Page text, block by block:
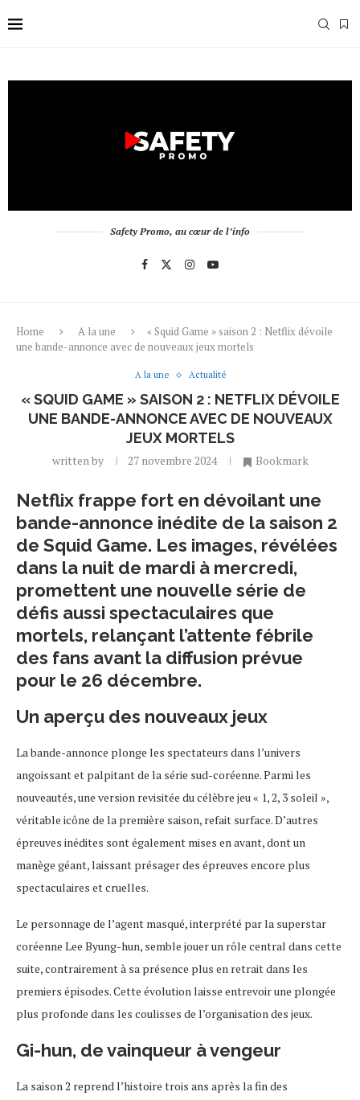
Safety Promo, au cœur de l’info
Home A la une
« Squid Game » saison 2 : Netflix dévoile
une bande-annonce avec de nouveaux jeux mortels
A la une Actualité
« SQUID GAME » SAISON 2 : NETFLIX DÉVOILE
UNE BANDE-ANNONCE AVEC DE NOUVEAUX
JEUX MORTELS
written by 27 novembre 2024 Bookmark
Netflix frappe fort en dévoilant une
bande-annonce inédite de la saison 2
de Squid Game. Les images, révélées
dans la nuit de mardi à mercredi,
promettent une nouvelle série de
défis aussi spectaculaires que
mortels, relançant l’attente fébrile
des fans avant la diffusion prévue
pour le 26 décembre.
Un aperçu des nouveaux jeux
La bande-annonce plonge les spectateurs dans l’univers
angoissant et palpitant de la série sud-coréenne. Parmi les
nouveautés, une version revisitée du célèbre jeu « 1, 2, 3 soleil »,
véritable icône de la première saison, refait surface. D’autres
épreuves inédites sont également mises en avant, dont un
manège géant, laissant présager des épreuves encore plus
spectaculaires et cruelles.
Le personnage de l’agent masqué, interprété par la superstar
coréenne Lee Byung-hun, semble jouer un rôle central dans cette
suite, contrairement à sa présence plus en retrait dans les
premiers épisodes. Cette évolution laisse entrevoir une plongée
plus profonde dans les coulisses de l’organisation des jeux.
Gi-hun, de vainqueur à vengeur
La saison 2 reprend l’histoire trois ans après la fin des